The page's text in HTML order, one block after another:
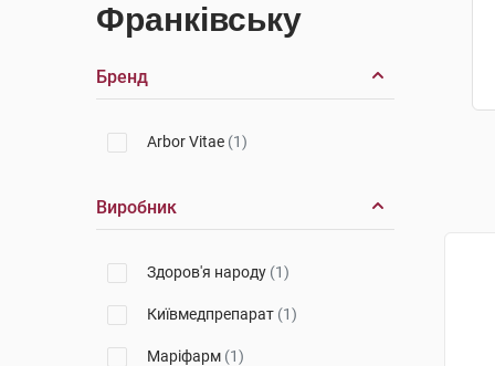
Франківську
Бренд
Arbor Vitae (1)
Виробник
Здоров'я народу (1)
Київмедпрепарат (1)
Маріфарм (1)